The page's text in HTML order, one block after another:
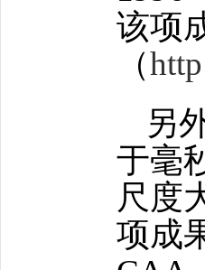
该项
（
另
于毫
尺度
项成